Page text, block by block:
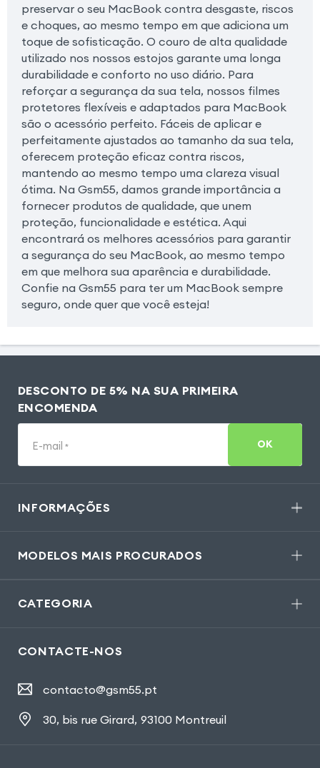
preservar o seu MacBook contra desgaste, riscos
e choques, ao mesmo tempo em que adiciona um
toque de sofisticação. O couro de alta qualidade
utilizado nos nossos estojos garante uma longa
durabilidade e conforto no uso diário. Para
reforçar a segurança da sua tela, nossos filmes
protetores flexíveis e adaptados para MacBook
são o acessório perfeito. Fáceis de aplicar e
perfeitamente ajustados ao tamanho da sua tela,
oferecem proteção eficaz contra riscos,
mantendo ao mesmo tempo uma clareza visual
ótima. Na Gsm55, damos grande importância a
fornecer produtos de qualidade, que unem
proteção, funcionalidade e estética. Aqui
encontrará os melhores acessórios para garantir
a segurança do seu MacBook, ao mesmo tempo
em que melhora sua aparência e durabilidade.
Confie na Gsm55 para ter um MacBook sempre
seguro, onde quer que você esteja!
DESCONTO DE 5% NA SUA PRIMEIRA
ENCOMENDA
E-mail * OK
INFORMAÇÕES
MODELOS MAIS PROCURADOS
CATEGORIA
CONTACTE-NOS
contacto@gsm55.pt
30, bis rue Girard, 93100 Montreuil